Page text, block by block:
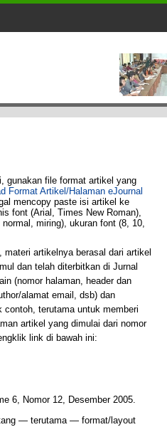
gunakan file format artikel yang
Format Artikel/Halaman eJournal
mencopy paste isi artikel ke
font (Arial, Times New Roman),
miring), ukuran font (8, 10,
artikelnya berasal dari artikel
dan telah diterbitkan di Jurnal
(nomor halaman, header dan
alamat email, dsb) dan
contoh, terutama untuk memberi
artikel yang dimulai dari nomor
link di bawah ini:
6, Nomor 12, Desember 2005.
— terutama — format/layout